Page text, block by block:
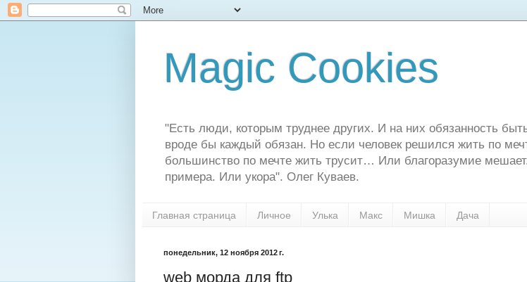
Magic Cookies
"Есть люди, которым труднее других. И на них обязанность
вроде бы каждый обязан. Но если человек решился жить по
большинство по мечте жить трусит… Или благоразумие
примера. Или укора". Олег Куваев.
Главная страница Личное Улька Макс Мишка Дача
понедельник, 12 ноября 2012 г.
web морда для ftp